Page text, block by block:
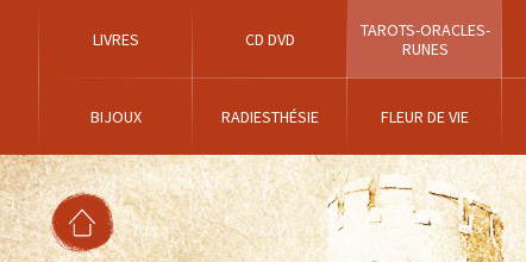
LIVRES CD DVD
TAROTS-ORACLES-
RUNES
BIJOUX RADIESTHÉSIE FLEUR DE VIE